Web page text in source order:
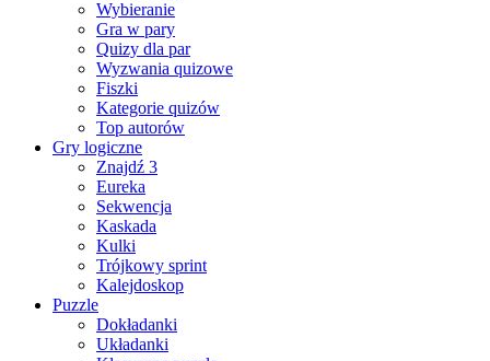
Wybieranie
Gra w pary
Quizy dla par
Wyzwania quizowe
Fiszki
Kategorie quizów
Top autorów
Gry logiczne
Znajdź 3
Eureka
Sekwencja
Kaskada
Kulki
Trójkowy sprint
Kalejdoskop
Puzzle
Dokładanki
Układanki